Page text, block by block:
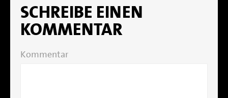
SCHREIBE EINEN
KOMMENTAR
Kommentar